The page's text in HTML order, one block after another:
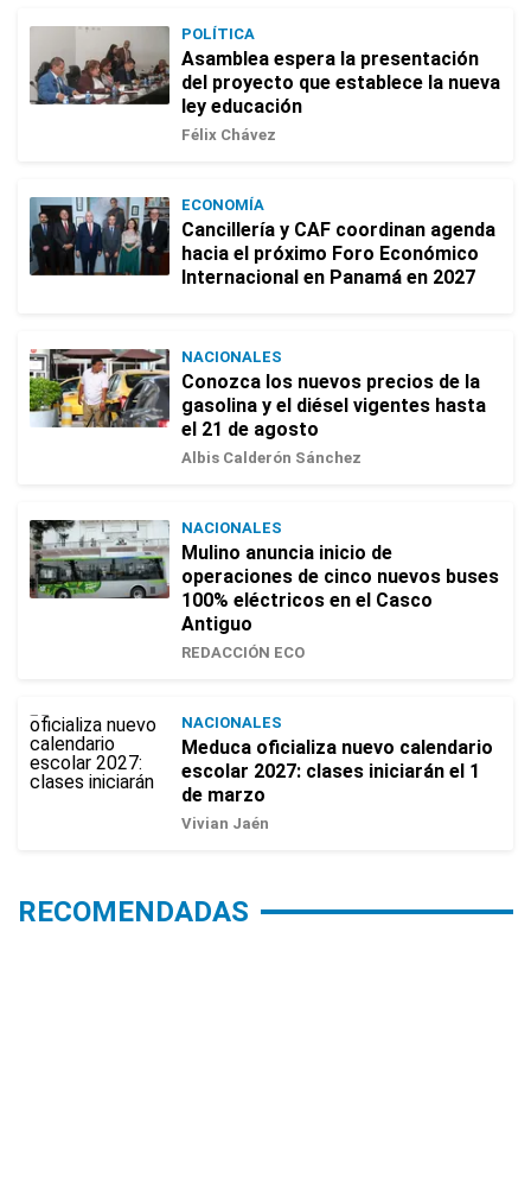
POLÍTICA
Asamblea espera la presentación
del proyecto que establece la nueva
ley educación
Félix Chávez
ECONOMÍA
Cancillería y CAF coordinan agenda
hacia el próximo Foro Económico
Internacional en Panamá en 2027
NACIONALES
Conozca los nuevos precios de la
gasolina y el diésel vigentes hasta
el 21 de agosto
Albis Calderón Sánchez
NACIONALES
Mulino anuncia inicio de
operaciones de cinco nuevos buses
100% eléctricos en el Casco
Antiguo
REDACCIÓN ECO
NACIONALES
Meduca oficializa nuevo calendario
escolar 2027: clases iniciarán el 1
de marzo
Vivian Jaén
RECOMENDADAS